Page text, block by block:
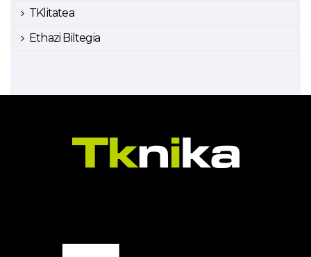
TKlitatea
Ethazi Biltegia